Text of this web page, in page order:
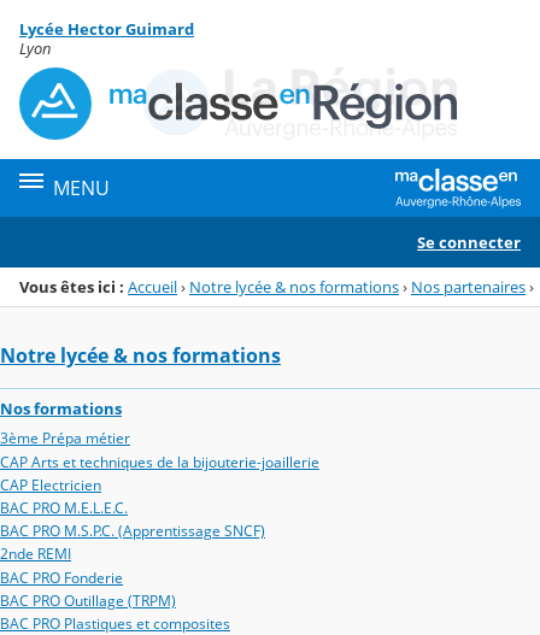
Menu de la rubrique
Contenu
Lycée Hector Guimard
Lyon
MENU
Se connecter
Vous êtes ici : Accueil› Notre lycée & nos formations› Nos partenaires›
Notre lycée & nos formations
Nos formations
3ème Prépa métier
CAP Arts et techniques de la bijouterie-joaillerie
CAP Electricien
BAC PRO M.E.L.E.C.
BAC PRO M.S.P.C. (Apprentissage SNCF)
2nde REMI
BAC PRO Fonderie
BAC PRO Outillage (TRPM)
BAC PRO Plastiques et composites